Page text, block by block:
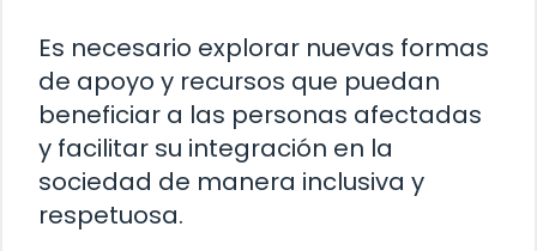
Es necesario explorar nuevas formas
de apoyo y recursos que puedan
beneficiar a las personas afectadas
y facilitar su integración en la
sociedad de manera inclusiva y
respetuosa.